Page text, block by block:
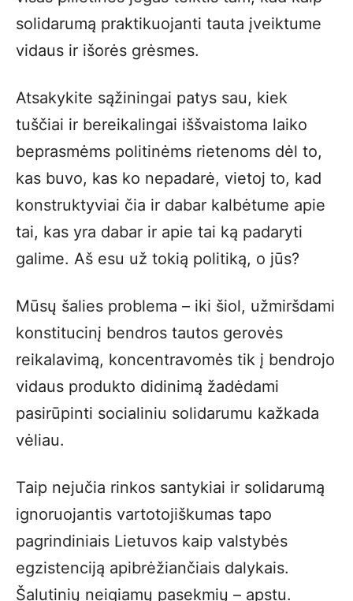
solidarumą praktikuojanti tauta įveiktume
vidaus ir išorės grėsmes.
Atsakykite sąžiningai patys sau, kiek
tuščiai ir bereikalingai iššvaistoma laiko
beprasmėms politinėms rietenoms dėl to,
kas buvo, kas ko nepadarė, vietoj to, kad
konstruktyviai čia ir dabar kalbėtume apie
tai, kas yra dabar ir apie tai ką padaryti
galime. Aš esu už tokią politiką, o jūs?
Mūsų šalies problema – iki šiol, užmiršdami
konstitucinį bendros tautos gerovės
reikalavimą, koncentravomės tik į bendrojo
vidaus produkto didinimą žadėdami
pasirūpinti socialiniu solidarumu kažkada
vėliau.
Taip nejučia rinkos santykiai ir solidarumą
ignoruojantis vartotojiškumas tapo
pagrindiniais Lietuvos kaip valstybės
egzistenciją apibrėžiančiais dalykais.
Šalutinių neigiamų pasekmių – apstu.